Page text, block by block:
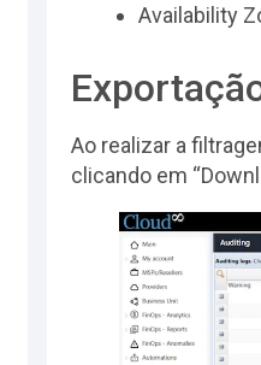
Availability
Ao realizar a
clicando em